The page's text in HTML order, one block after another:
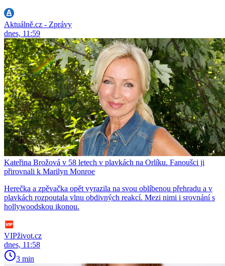
Aktuálně.cz - Zprávy
dnes, 11:59
Kateřina Brožová v 58 letech v plavkách na Orlíku. Fanoušci ji
přirovnali k Marilyn Monroe
Herečka a zpěvačka opět vyrazila na svou oblíbenou přehradu a v
plavkách rozpoutala vlnu obdivných reakcí. Mezi nimi i srovnání s
hollywoodskou ikonou.
VIPživot.cz
dnes, 11:58
3 min